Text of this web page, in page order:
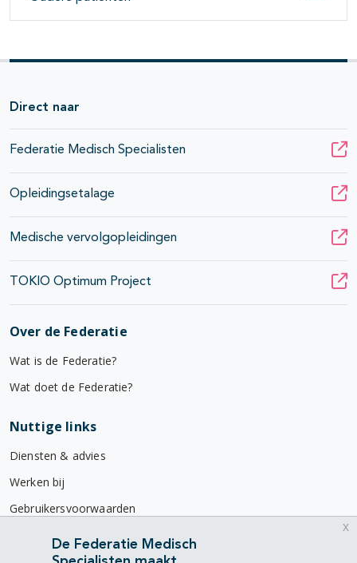
Direct naar
Federatie Medisch Specialisten
Opleidingsetalage
Medische vervolgopleidingen
TOKIO Optimum Project
Over de Federatie
Wat is de Federatie?
Wat doet de Federatie?
Nuttige links
Diensten & advies
Werken bij
Gebruikersvoorwaarden
Privacyverklaring
De Federatie Medisch
x